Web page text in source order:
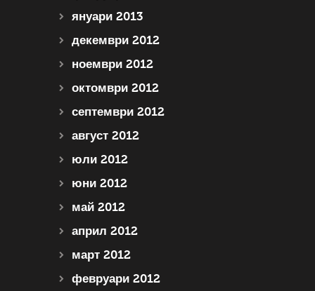
януари 2013
декември 2012
ноември 2012
октомври 2012
септември 2012
август 2012
юли 2012
юни 2012
май 2012
април 2012
март 2012
февруари 2012